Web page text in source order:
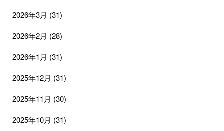
2026年3月 (31)
2026年2月 (28)
2026年1月 (31)
2025年12月 (31)
2025年11月 (30)
2025年10月 (31)